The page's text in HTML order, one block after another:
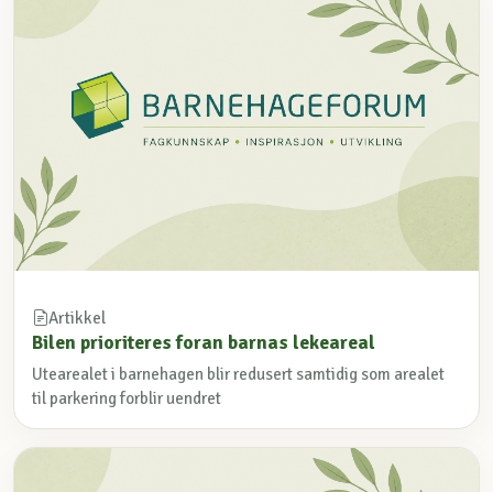
Artikkel
Bilen prioriteres foran barnas lekeareal
Utearealet i barnehagen blir redusert samtidig som arealet
til parkering forblir uendret